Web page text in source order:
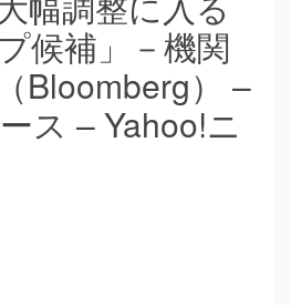
候補」－機関
Bloomberg） –
ス – Yahoo!ニ